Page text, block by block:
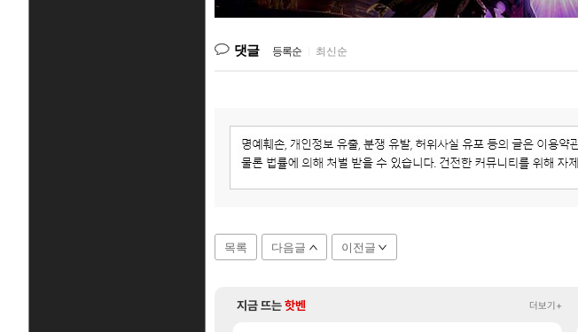
댓글 등록순 최신순
목록 다음글 이전글
지금 뜨는핫벤 더보기+